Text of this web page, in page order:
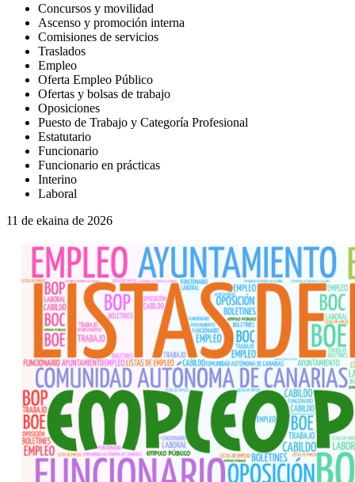
Concursos y movilidad
Ascenso y promoción interna
Comisiones de servicios
Traslados
Empleo
Oferta Empleo Público
Ofertas y bolsas de trabajo
Oposiciones
Puesto de Trabajo y Categoría Profesional
Estatutario
Funcionario
Funcionario en prácticas
Interino
Laboral
11 de ekaina de 2026